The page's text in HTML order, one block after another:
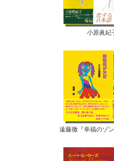
小原眞紀
遠藤徹『幸福のゾ